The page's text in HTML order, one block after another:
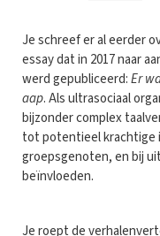
Je schreef er al eerder
essay dat in 2017 naar
werd gepubliceerd:Er
aap. Als ultrasociaal
bijzonder complex
tot potentieel krachtige
groepsgenoten, en bij
beïnvloeden.
Je roept de